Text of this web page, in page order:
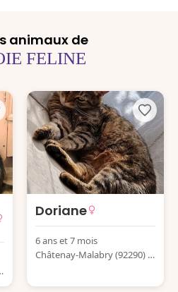
animaux de
FELINE
Doriane
6 ans et 7 mois
Châtenay-Malabry (92290) F